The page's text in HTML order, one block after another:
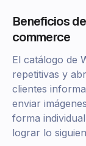
Beneficios
commerce
El catálogo de
repetitivas y
clientes
enviar
forma
lograr lo